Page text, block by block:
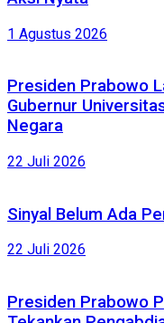
1 Agustus 2026
Presiden Prabowo
Gubernur
Negara
22 Juli 2026
Sinyal Belum Ada
22 Juli 2026
Presiden Prabowo